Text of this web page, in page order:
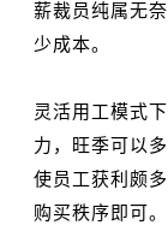
薪裁员纯属无
少成本。
灵活用工模式
力，旺季可以
使员工获利颇
购买秩序即可。